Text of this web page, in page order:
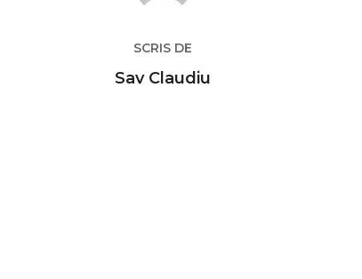
SCRIS DE
Sav Claudiu